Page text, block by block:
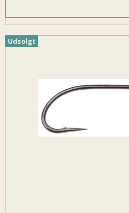
Udsolgt